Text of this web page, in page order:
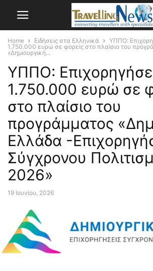
Home Ειδήσεις στα Ελληνικά
ΥΠΠΟ:
1.750.000 ευρώ σε φορείς στο πλαίσιο του
«Δημιουργική...
ΥΠΠΟ:
1.750.000 ευρώ σε
στο πλαίσιο του
προγράμματος
Ελλάδα -
Σύγχρονου
2026»
19 Ιουνίου, 2026